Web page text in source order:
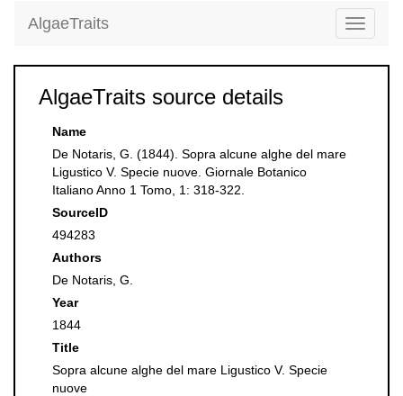
Toggle
AlgaeTraits
AlgaeTraits source details
Name
De Notaris, G. (1844). Sopra alcune alghe del mare
Ligustico V. Specie nuove. Giornale Botanico
Italiano Anno 1 Tomo, 1: 318-322.
SourceID
494283
Authors
De Notaris, G.
Year
1844
Title
Sopra alcune alghe del mare Ligustico V. Specie
nuove